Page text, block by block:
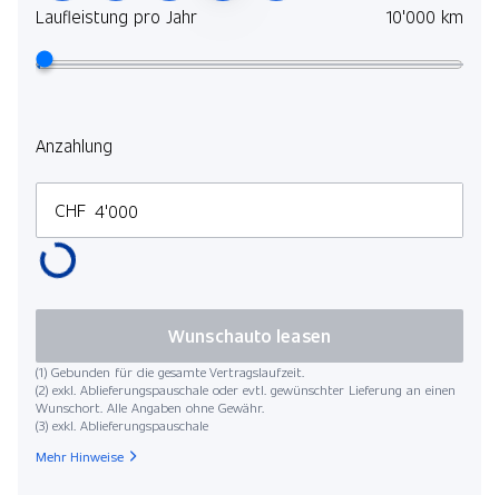
Laufleistung pro Jahr
10'000 km
Anzahlung
CHF
(1) Gebunden für die gesamte Vertragslaufzeit.
(2) exkl. Ablieferungspauschale oder evtl. gewünschter Lieferung an einen
Wunschort. Alle Angaben ohne Gewähr.
(3) exkl. Ablieferungspauschale
Wunschauto leasen
Mehr Hinweise